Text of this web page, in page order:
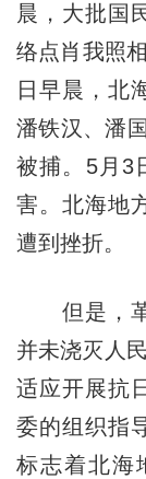
晨，大批国
络点肖我照
日早晨，北
潘铁汉、潘
被捕。5月3
害。北海地
遭到挫折。
但是，革
并未浇灭人
适应开展抗
委的组织指
标志着北海